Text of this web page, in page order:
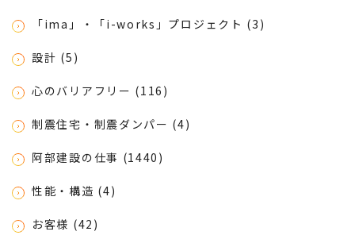
「ima」・「i-works」プロジェクト (3)
設計 (5)
心のバリアフリー (116)
制震住宅・制震ダンパー (4)
阿部建設の仕事 (1440)
性能・構造 (4)
お客様 (42)